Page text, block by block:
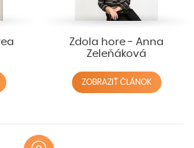
Zdola hore - Anna
Zeleňáková
ZOBRAZIŤ ČLÁNOK